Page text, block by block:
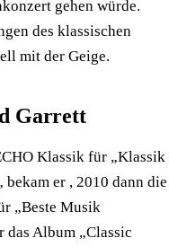
gehen würde.
des klassischen
mit der Geige.
Garrett
Klassik für „Klassik
bekam er , 2010 dann die
„Beste Musik
Album „Classic